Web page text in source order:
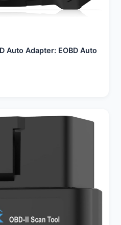
Auto Adapter: EOBD Auto